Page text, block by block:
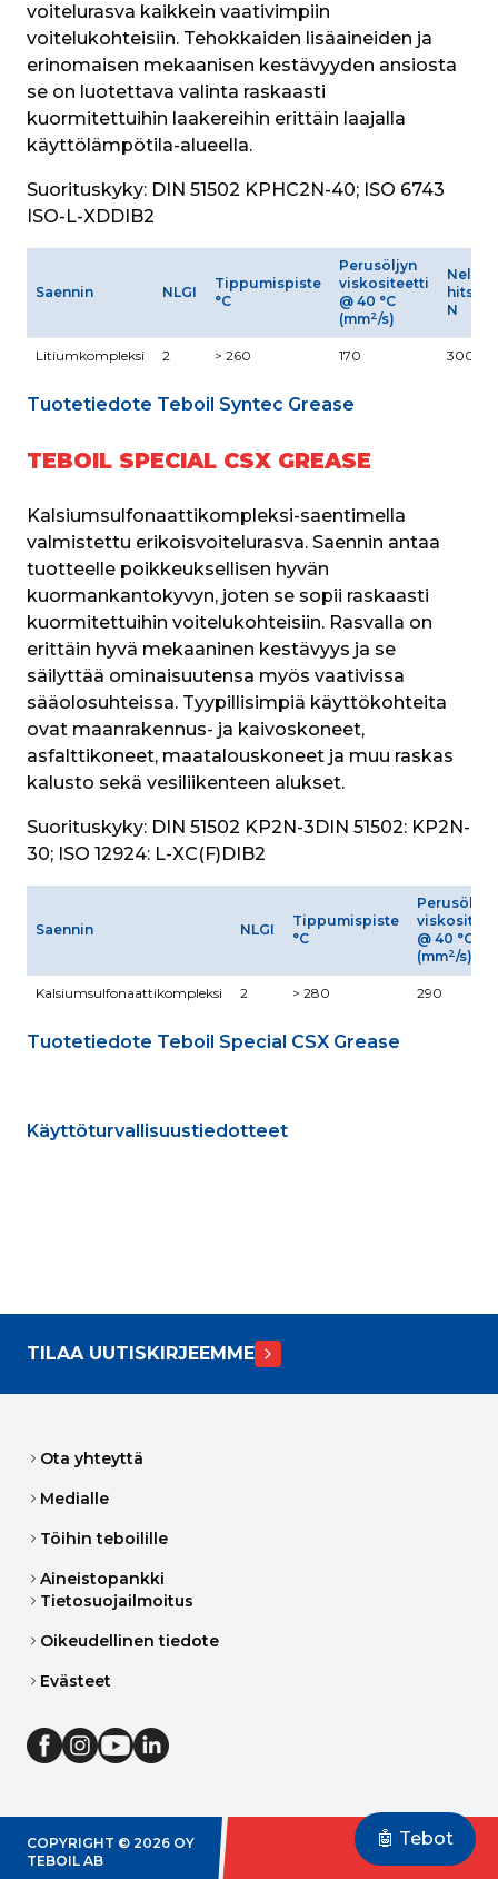
🤖 Tebot
voitelurasva kaikkein vaativimpiin
voitelukohteisiin. Tehokkaiden lisäaineiden ja
erinomaisen mekaanisen kestävyyden ansiosta
se on luotettava valinta raskaasti
kuormitettuihin laakereihin erittäin laajalla
käyttölämpötila-alueella.
Suorituskyky: DIN 51502 KPHC2N-40; ISO 6743
ISO-L-XDDIB2
Saennin NLGI
Tippumispiste
°C
Perusöljyn
viskositeetti
@ 40 °C
(mm2/s)
N
Litiumkompleksi 2 > 260 170 3000
Tuotetiedote Teboil Syntec Grease
TEBOIL SPECIAL CSX GREASE
Kalsiumsulfonaattikompleksi-saentimella
valmistettu erikoisvoitelurasva. Saennin antaa
tuotteelle poikkeuksellisen hyvän
kuormankantokyvyn, joten se sopii raskaasti
kuormitettuihin voitelukohteisiin. Rasvalla on
erittäin hyvä mekaaninen kestävyys ja se
säilyttää ominaisuutensa myös vaativissa
sääolosuhteissa. Tyypillisimpiä käyttökohteita
ovat maanrakennus- ja kaivoskoneet,
asfalttikoneet, maatalouskoneet ja muu raskas
kalusto sekä vesiliikenteen alukset.
Suorituskyky: DIN 51502 KP2N-3DIN 51502: KP2N-
30; ISO 12924: L-XC(F)DIB2
Saennin NLGI
Tippumispiste
°C
Perusöljyn
@ 40 °C
(mm2/s)
Kalsiumsulfonaattikompleksi 2 > 280 290
Tuotetiedote Teboil Special CSX Grease
Käyttöturvallisuustiedotteet
TILAA UUTISKIRJEEMME
Ota yhteyttä
Medialle
Töihin teboilille
Aineistopankki
Tietosuojailmoitus
Oikeudellinen tiedote
Evästeet
COPYRIGHT © 2026 OY
TEBOIL AB